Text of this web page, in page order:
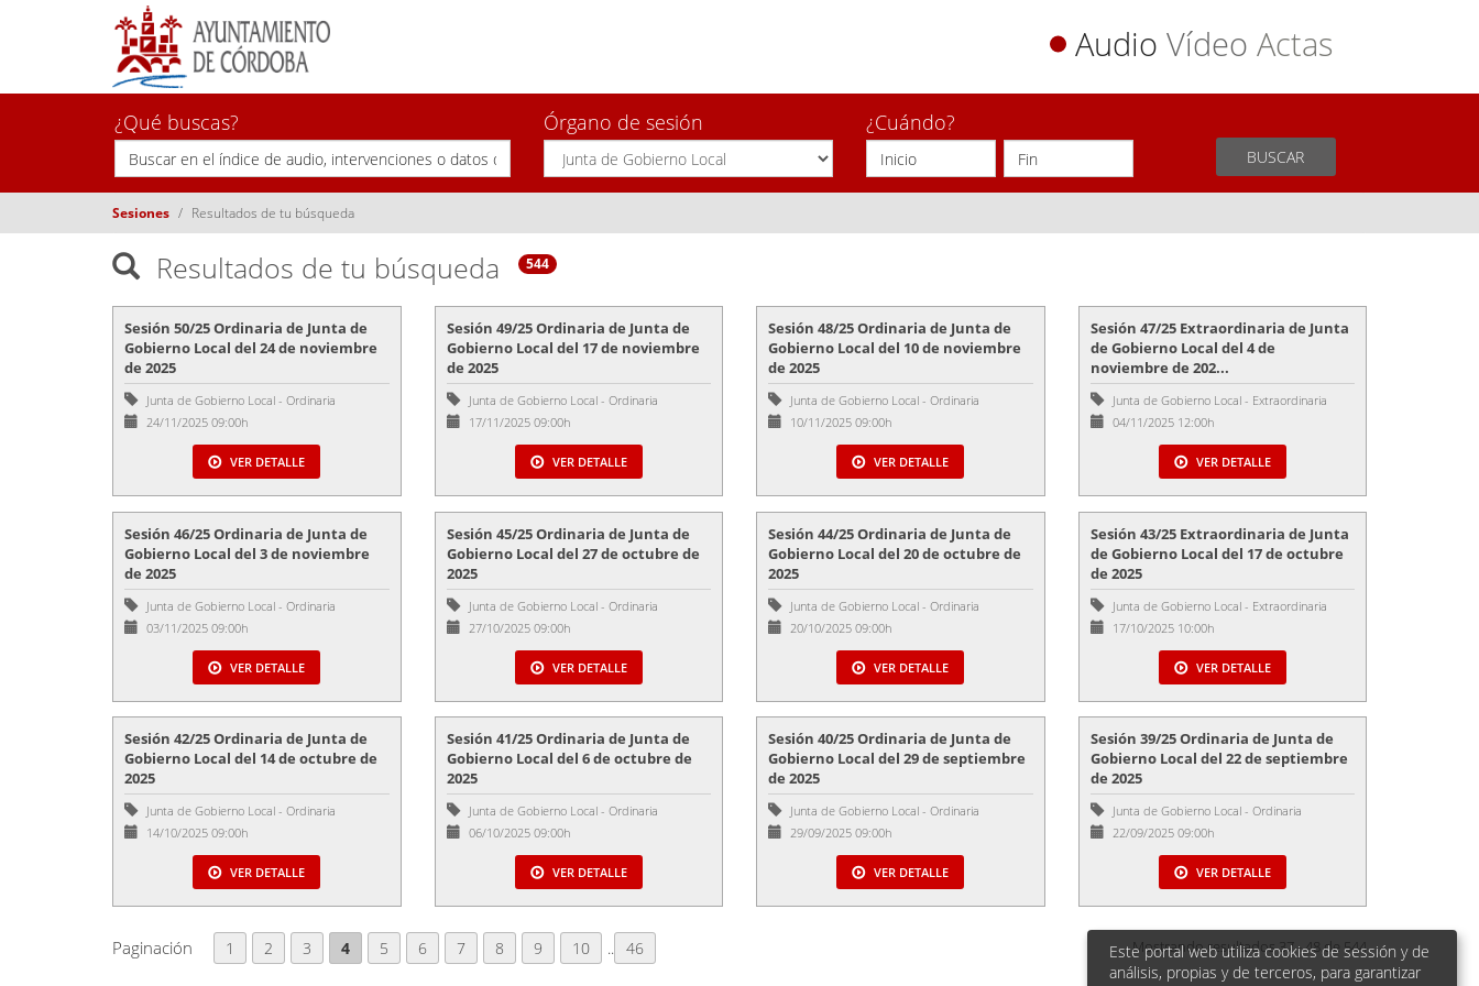
Audio Vídeo Actas
¿Qué buscas? Órgano de sesión ¿Cuándo?
BUSCAR
Sesiones Resultados de tu búsqueda
Resultados de tu búsqueda 544
Sesión 50/25 Ordinaria de Junta de
Gobierno Local del 24 de noviembre
de 2025
Junta de Gobierno Local - Ordinaria
24/11/2025 09:00h
VER DETALLE
Sesión 49/25 Ordinaria de Junta de
Gobierno Local del 17 de noviembre
de 2025
Junta de Gobierno Local - Ordinaria
17/11/2025 09:00h
VER DETALLE
Sesión 48/25 Ordinaria de Junta de
Gobierno Local del 10 de noviembre
de 2025
Junta de Gobierno Local - Ordinaria
10/11/2025 09:00h
VER DETALLE
Sesión 47/25 Extraordinaria de Junta
de Gobierno Local del 4 de
noviembre de 202...
Junta de Gobierno Local - Extraordinaria
04/11/2025 12:00h
VER DETALLE
Sesión 46/25 Ordinaria de Junta de
Gobierno Local del 3 de noviembre
de 2025
Junta de Gobierno Local - Ordinaria
03/11/2025 09:00h
VER DETALLE
Sesión 45/25 Ordinaria de Junta de
Gobierno Local del 27 de octubre de
2025
Junta de Gobierno Local - Ordinaria
27/10/2025 09:00h
VER DETALLE
Sesión 44/25 Ordinaria de Junta de
Gobierno Local del 20 de octubre de
2025
Junta de Gobierno Local - Ordinaria
20/10/2025 09:00h
VER DETALLE
Sesión 43/25 Extraordinaria de Junta
de Gobierno Local del 17 de octubre
de 2025
Junta de Gobierno Local - Extraordinaria
17/10/2025 10:00h
VER DETALLE
Sesión 42/25 Ordinaria de Junta de
Gobierno Local del 14 de octubre de
2025
Junta de Gobierno Local - Ordinaria
14/10/2025 09:00h
VER DETALLE
Sesión 41/25 Ordinaria de Junta de
Gobierno Local del 6 de octubre de
2025
Junta de Gobierno Local - Ordinaria
06/10/2025 09:00h
VER DETALLE
Sesión 40/25 Ordinaria de Junta de
Gobierno Local del 29 de septiembre
de 2025
Junta de Gobierno Local - Ordinaria
29/09/2025 09:00h
VER DETALLE
Sesión 39/25 Ordinaria de Junta de
Gobierno Local del 22 de septiembre
de 2025
Junta de Gobierno Local - Ordinaria
22/09/2025 09:00h
VER DETALLE
Paginación 1 2 3 4 5 6 7 8 9 10 .. 46 Mostrando resultados 37 - 48 de 544
Este portal web utiliza cookies de sessión y de
análisis, propias y de terceros, para garantizar